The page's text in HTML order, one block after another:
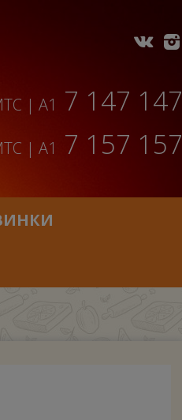
| A1 7 147 147
| A1 7 157 157